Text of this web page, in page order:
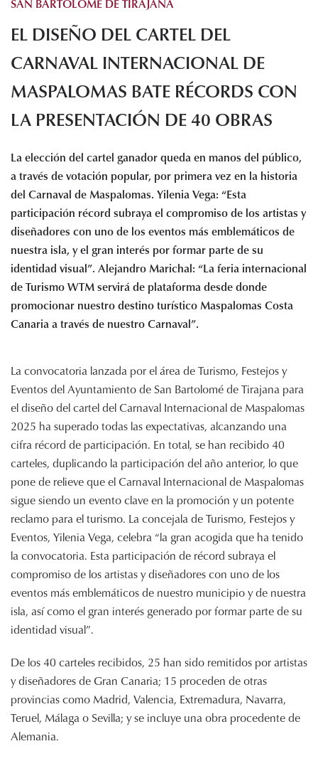
Servicios
Noticias
Enlaces de interés
Audiovisuales
Transparencia
Sede electrónica
Contacto
SAN BARTOLOMÉ DE TIRAJANA
EL DISEÑO DEL CARTEL DEL
CARNAVAL INTERNACIONAL DE
MASPALOMAS BATE RÉCORDS CON
LA PRESENTACIÓN DE 40 OBRAS
La elección del cartel ganador queda en manos del público,
a través de votación popular, por primera vez en la historia
del Carnaval de Maspalomas. Yilenia Vega: “Esta
participación récord subraya el compromiso de los artistas y
diseñadores con uno de los eventos más emblemáticos de
nuestra isla, y el gran interés por formar parte de su
identidad visual”. Alejandro Marichal: “La feria internacional
de Turismo WTM servirá de plataforma desde donde
promocionar nuestro destino turístico Maspalomas Costa
Canaria a través de nuestro Carnaval”.
La convocatoria lanzada por el área de Turismo, Festejos y
Eventos del Ayuntamiento de San Bartolomé de Tirajana para
el diseño del cartel del Carnaval Internacional de Maspalomas
2025 ha superado todas las expectativas, alcanzando una
cifra récord de participación. En total, se han recibido 40
carteles, duplicando la participación del año anterior, lo que
pone de relieve que el Carnaval Internacional de Maspalomas
sigue siendo un evento clave en la promoción y un potente
reclamo para el turismo. La concejala de Turismo, Festejos y
Eventos, Yilenia Vega, celebra “la gran acogida que ha tenido
la convocatoria. Esta participación de récord subraya el
compromiso de los artistas y diseñadores con uno de los
eventos más emblemáticos de nuestro municipio y de nuestra
isla, así como el gran interés generado por formar parte de su
identidad visual”.
De los 40 carteles recibidos, 25 han sido remitidos por artistas
y diseñadores de Gran Canaria; 15 proceden de otras
provincias como Madrid, Valencia, Extremadura, Navarra,
Teruel, Málaga o Sevilla; y se incluye una obra procedente de
Alemania.